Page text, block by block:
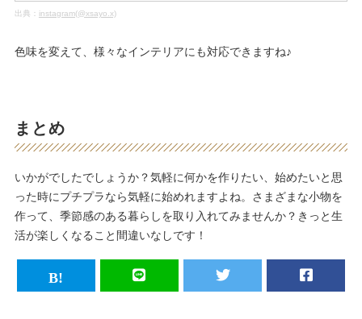
出典： instagram(@xsayo.x)
色味を変えて、様々なインテリアにも対応できますね♪
まとめ
いかがでしたでしょうか？気軽に何かを作りたい、始めたいと思
った時にプチプラなら気軽に始めれますよね。さまざまな小物を
作って、季節感のある暮らしを取り入れてみませんか？きっと生
活が楽しくなること間違いなしです！